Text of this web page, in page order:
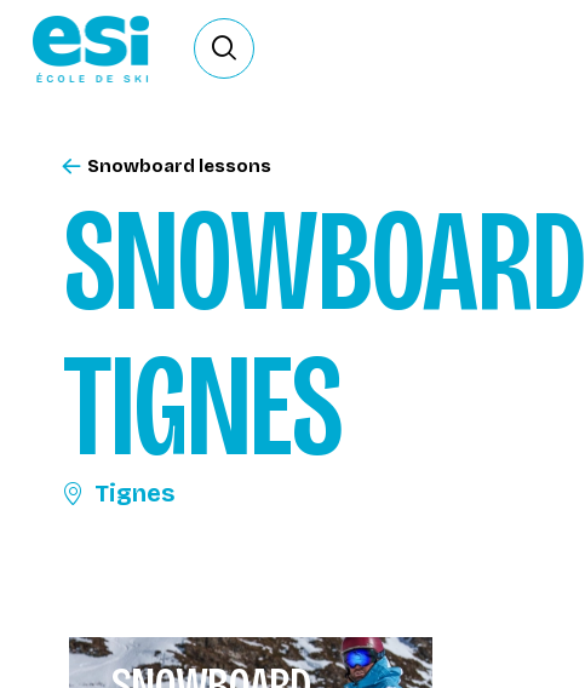
Ouvrir le formulaire de recherche
SNOWBOARD
TIGNES
Tignes
Snowboard lessons